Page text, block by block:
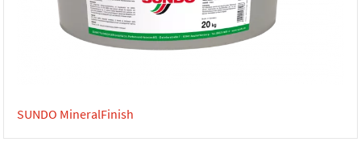
SUNDO MineralFinish